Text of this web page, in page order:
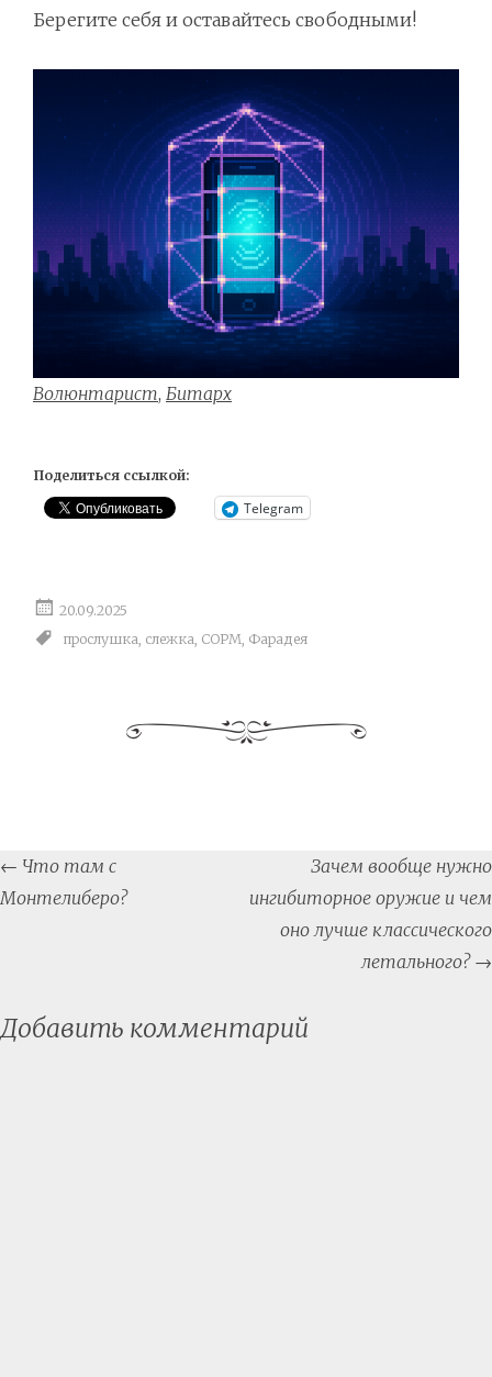
Берегите себя и оставайтесь свободными!
Волюнтарист, Битарх
Поделиться ссылкой:
Telegram
20.09.2025
прослушка, слежка, СОРМ, Фарадея
Post
navigation
← Что там с
Монтелиберо?
Зачем вообще нужно
ингибиторное оружие и чем
оно лучше классического
летального? →
Добавить комментарий